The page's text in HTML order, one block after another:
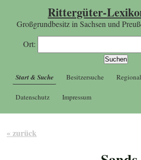
Rittergüter-
Großgrundbesitz in Sachsen und
Ort:
Start & Suche Besitzersuche
Datenschutz Impressum
« zurück